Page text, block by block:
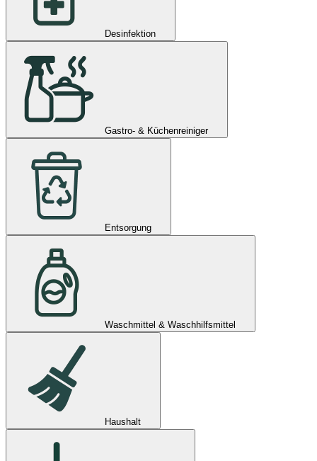
Desinfektion
Gastro- & Küchenreiniger
Entsorgung
Waschmittel & Waschhilfsmittel
Haushalt